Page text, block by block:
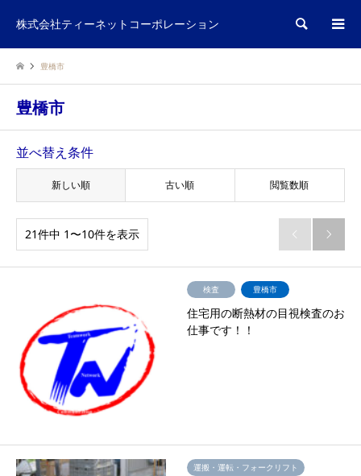
株式会社ティーネットコーポレーション 検索
豊橋市
豊橋市
並べ替え条件
新しい順 古い順 閲覧数順
21件中 1〜10件を表示  
検査 豊橋市
住宅用の断熱材の目視検査のお
仕事です！！
運搬・運転・フォークリフト